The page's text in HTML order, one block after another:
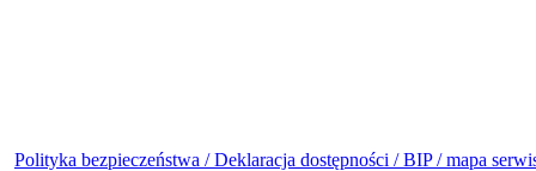
Polityka bezpieczeństwa /Deklaracja dostępności /BIP /mapa